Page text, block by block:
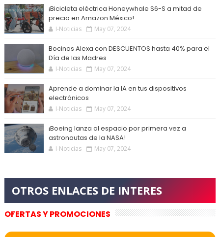
¡Bicicleta eléctrica Honeywhale S6-S a mitad de
precio en Amazon México!
I-Noticias May 07, 2024
Bocinas Alexa con DESCUENTOS hasta 40% para el
Día de las Madres
I-Noticias May 07, 2024
Aprende a dominar la IA en tus dispositivos
electrónicos
I-Noticias May 07, 2024
¡Boeing lanza al espacio por primera vez a
astronautas de la NASA!
I-Noticias May 07, 2024
OFERTAS Y PROMOCIONES